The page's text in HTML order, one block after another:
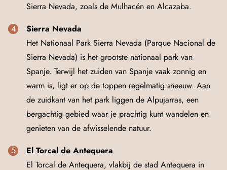
Sierra Nevada, zoals de Mulhacén en Alcazaba.
Sierra Nevada
Het Nationaal Park Sierra Nevada (Parque Nacional de
Sierra Nevada) is het grootste nationaal park van
Spanje. Terwijl het zuiden van Spanje vaak zonnig en
warm is, ligt er op de toppen regelmatig sneeuw. Aan
de zuidkant van het park liggen de Alpujarras, een
bergachtig gebied waar je prachtig kunt wandelen en
genieten van de afwisselende natuur.
El Torcal de Antequera
El Torcal de Antequera, vlakbij de stad Antequera in